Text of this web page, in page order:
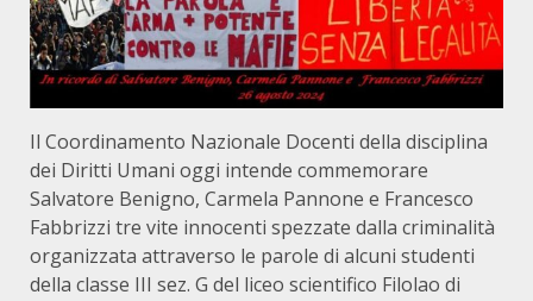
Il Coordinamento Nazionale Docenti della disciplina
dei Diritti Umani oggi intende commemorare
Salvatore Benigno, Carmela Pannone e Francesco
Fabbrizzi tre vite innocenti spezzate dalla criminalità
organizzata attraverso le parole di alcuni studenti
della classe III sez. G del liceo scientifico Filolao di